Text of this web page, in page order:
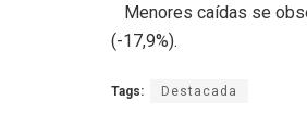
Menores caídas se
(-17,9%).
Tags: Destacada